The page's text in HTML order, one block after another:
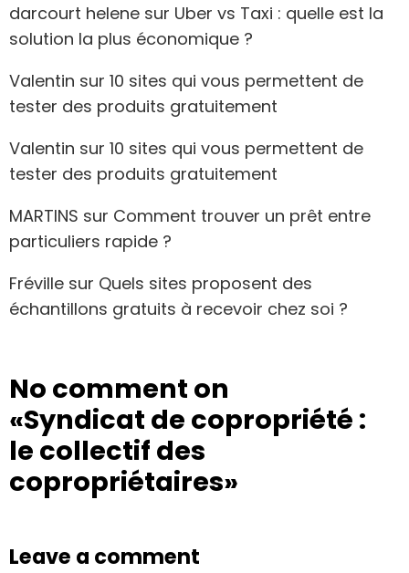
darcourt helene sur Uber vs Taxi : quelle est la
solution la plus économique ?
Valentin sur 10 sites qui vous permettent de
tester des produits gratuitement
Valentin sur 10 sites qui vous permettent de
tester des produits gratuitement
MARTINS sur Comment trouver un prêt entre
particuliers rapide ?
Fréville sur Quels sites proposent des
échantillons gratuits à recevoir chez soi ?
No comment on
«Syndicat de copropriété :
le collectif des
copropriétaires»
Leave a comment